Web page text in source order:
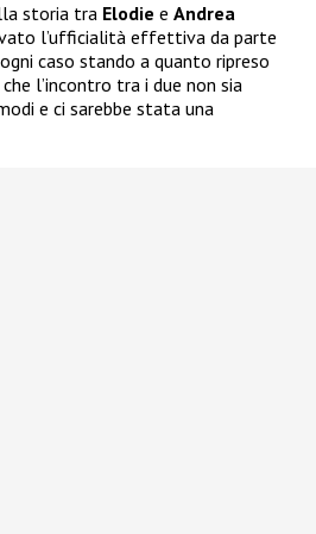
storia tra Elodie e Andrea
l’ufficialità effettiva da parte
caso stando a quanto ripreso
l’incontro tra i due non sia
e ci sarebbe stata una